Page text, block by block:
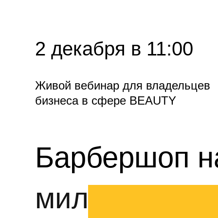
Живой вебинар для владельцев
бизнеса в сфере BEAUTY
2 декабря в 11:00
Барбершоп
миллион